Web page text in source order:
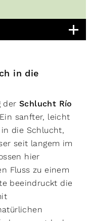
in die
der Schlucht Río
sanfter, leicht
die Schlucht,
seit langem im
hier
Fluss zu einem
beeindruckt die